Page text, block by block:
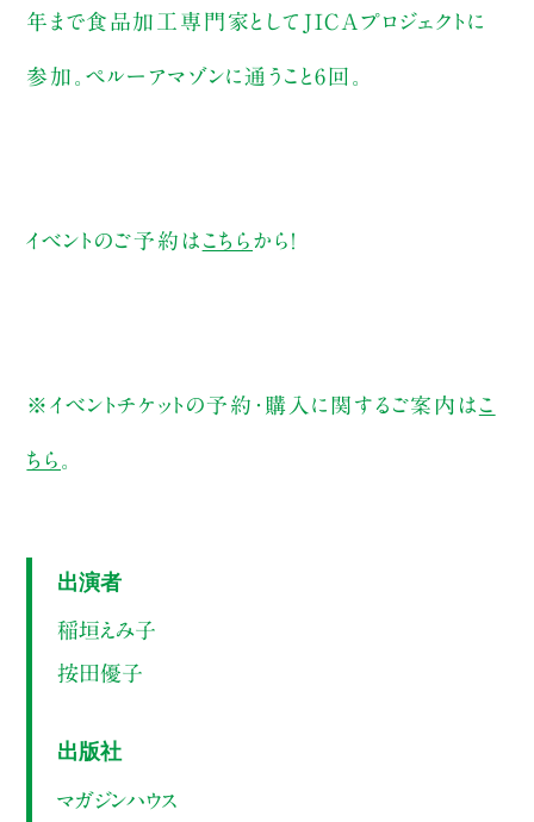
年まで食品加工専門家としてJICAプロジェクトに
参加。ペルーアマゾンに通うこと6回。
イベントのご予約は こちら から！
※イベントチケットの予約・購入に関するご案内は こ
ちら
出演者
稲垣えみ子
按田優子
出版社
マガジンハウス